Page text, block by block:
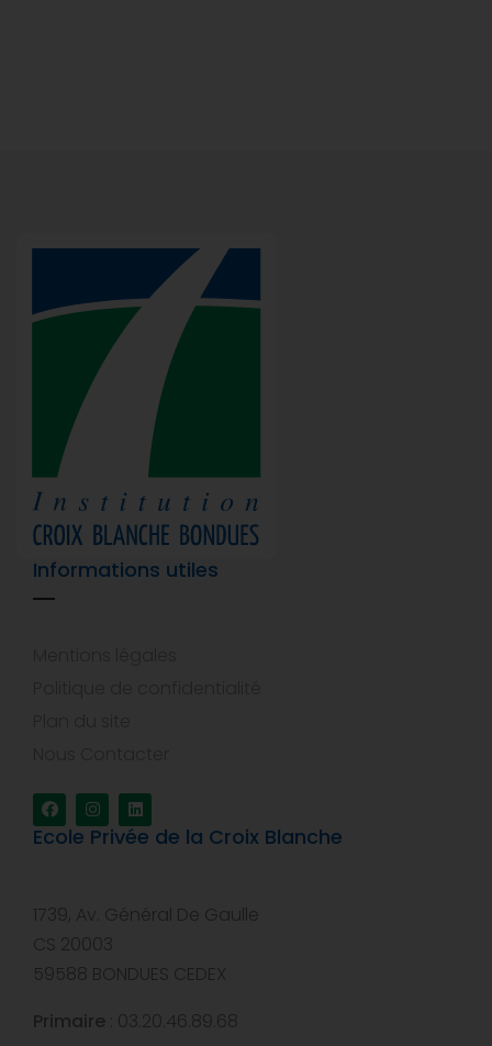
Informations utiles
Ecole Privée de la Croix Blanche
1739, Av. Général De Gaulle
CS 20003
59588 BONDUES CEDEX
Primaire : 03.20.46.89.68